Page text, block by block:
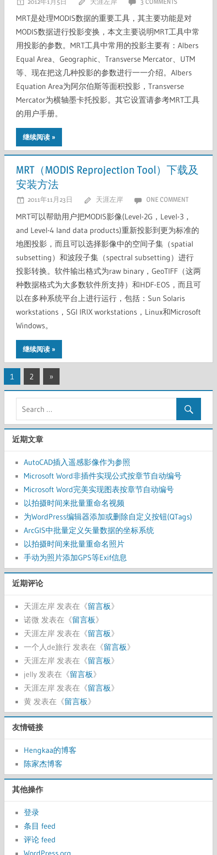
MRT是处理MODIS数据的重要工具，其主要功能是对
MODIS数据进行投影变换，本文主要说明MRT工具中常
用投影的参数。MRT工具中常用的投影主要有：Albers
Equal Area、Geographic、Transverse Mercator、UTM
等、现在把这几种投影的参数进行一一介绍。Albers
Equation Area为阿尔伯斯等面积投影，Transverse
Mercator为横轴墨卡托投影。其它设置请参考MRT工具
的用户手册。
继续阅读
MRT（MODIS Reprojection Tool）下载及
安装方法
2011年11月23日 天涯左岸 ONE COMMENT
MRT可以帮助用户把MODIS影像(Level-2G，Level-3，
and Level-4 land data products)重新投影到更为标准的
地图投影，而且可以选择影像中的空间子集（spatial
subsetting）和波段子集（spectral subsetting）进行
投影转换。软件输出格式为raw binary，GeoTIFF（这两
种数据格式为大多数软件所支持）和HDF-EOS，而且可
以在多种系统平台上进行运行，包括：Sun Solaris
workstations，SGI IRIX workstations，Linux和Microsoft
Windows。
继续阅读
文
章
页
1 2
Next
Posts
»
近期文章
AutoCAD插入遥感影像作为参照
Microsoft Word非插件实现公式按章节自动编号
Microsoft Word完美实现图表按章节自动编号
以拍摄时间来批量重命名视频
为WordPress编辑器添加或删除自定义按钮(QTags)
ArcGIS中批量定义矢量数据的坐标系统
以拍摄时间来批量重命名照片
手动为照片添加GPS等Exif信息
近期评论
天涯左岸 发表在《留言板》
诺微 发表在《留言板》
天涯左岸 发表在《留言板》
一个人de旅行 发表在《留言板》
天涯左岸 发表在《留言板》
jelly 发表在《留言板》
天涯左岸 发表在《留言板》
黄 发表在《留言板》
友情链接
Hengkaa的博客
陈家杰博客
其他操作
登录
条目 feed
评论 feed